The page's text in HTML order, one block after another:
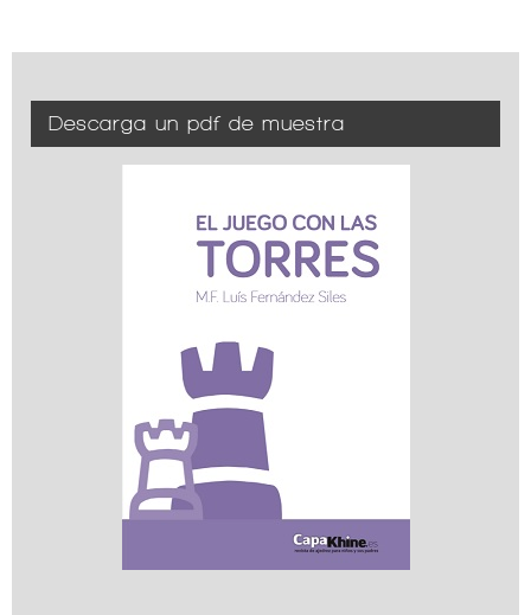
Descarga un pdf de muestra